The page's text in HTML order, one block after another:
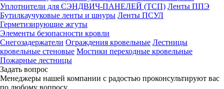
Уплотнители для СЭНДВИЧ-ПАНЕЛЕЙ (ТСП) Ленты ППЭ
Бутилкаучуковые ленты и шнуры Ленты ПСУЛ
Герметизирующие жгуты
Элементы безопасности кровли
Снегозадержатели Ограждения кровельные Лестницы
кровельные стеновые Мостики переходные кровельные
Пожарные лестницы
Задать вопрос
Менеджеры нашей компании с радостью проконсультируют вас
по любому вопросу.